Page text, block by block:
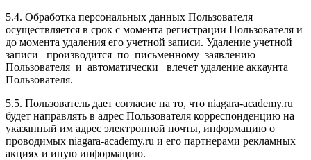
5.4. Обработка персональных данных Пользователя
осуществляется в срок с момента регистрации Пользователя и
до момента удаления его учетной записи. Удаление учетной
записи производится по письменному заявлению
Пользователя и автоматически влечет удаление аккаунта
Пользователя.
5.5. Пользователь дает согласие на то, что niagara-academy.ru
будет направлять в адрес Пользователя корреспонденцию на
указанный им адрес электронной почты, информацию о
проводимых niagara-academy.ru и его партнерами рекламных
акциях и иную информацию.